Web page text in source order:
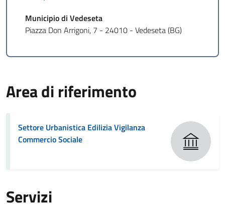
Municipio di Vedeseta
Piazza Don Arrigoni, 7 - 24010 - Vedeseta (BG)
Area di riferimento
Settore Urbanistica Edilizia Vigilanza
Commercio Sociale
Servizi